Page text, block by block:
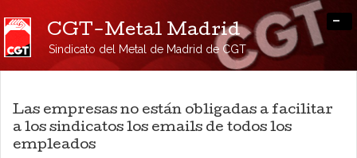
CGT-Metal Madrid
Sindicato del Metal de Madrid de CGT
-
Las empresas no están obligadas a facilitar
a los sindicatos los emails de todos los
empleados